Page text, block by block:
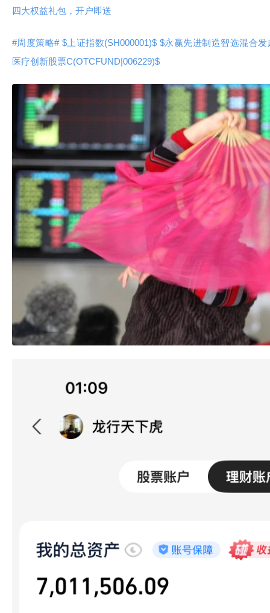
四大权益礼包，开户即送
#周度策略#$上证指数(SH000001)$ $永赢先进制造智选混合
医疗创新股票C(OTCFUND|006229)$